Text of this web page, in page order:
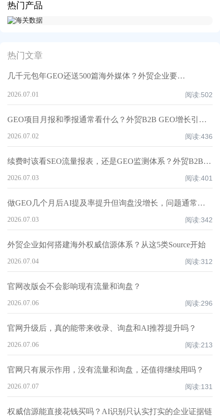
热门产品
热门文章
几千元包年GEO还送500篇海外媒体？外贸企业要小心这类“信源骗局”
2026.07.01 阅读:502
GEO项目月报和季报通常看什么？外贸B2B GEO增长引擎的报告结构、前后对比与竞品监测说明
2026.07.02 阅读:436
续费时该看SEO流量报表，还是GEO监测体系？外贸B2B企业判断增长证据的三层方法
2026.07.03 阅读:401
做GEO几个月后AI提及率提升但询盘没增长，问题通常卡在哪？——从可见性到成交链路的外贸B2B效果诊断框架
2026.07.03 阅读:342
外贸企业如何搭建海外权威信源体系？从这5类Source开始
2026.07.04 阅读:312
官网改版会不会影响现有流量和询盘？
2026.07.06 阅读:296
官网升级后，真的能带来收录、询盘和AI推荐提升吗？
2026.07.06 阅读:213
官网只有展示作用，没有流量和询盘，还值得继续用吗？
2026.07.07 阅读:131
权威信源能直接花钱买吗？AI识别只认实打实的企业证据链